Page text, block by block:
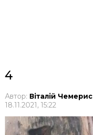
4
Автор: Віталій Чемерис
18.11.2021, 15:22